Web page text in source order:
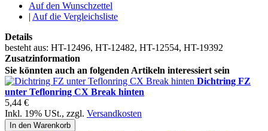
Auf den Wunschzettel
| Auf die Vergleichsliste
Details
besteht aus: HT-12496, HT-12482, HT-12554, HT-19392
Zusatzinformation
Sie könnten auch an folgenden Artikeln interessiert sein
Dichtring FZ
unter Teflonring CX Break hinten
5,44 €
Inkl. 19% USt., zzgl. Versandkosten
In den Warenkorb